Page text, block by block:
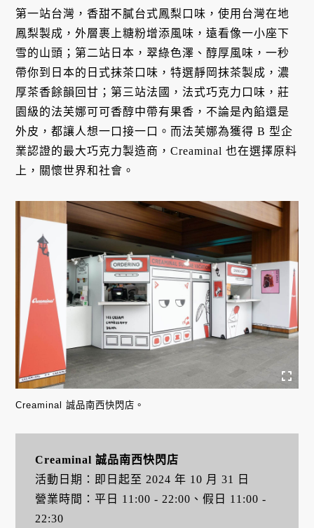
第一站台灣，香甜不膩台式鳳梨口味，使用台灣在地
鳳梨製成，外層裹上糖粉增添風味，遠看像一小座下
雪的山頭；第二站日本，翠綠色澤、醇厚風味，一秒
帶你到日本的日式抹茶口味，特選靜岡抹茶製成，濃
厚茶香餘韻回甘；第三站法國，法式巧克力口味，莊
園級的法芙娜可可香醇中帶有果香，不論是內餡還是
外皮，都讓人想一口接一口。而法芙娜為獲得 B 型企
業認證的最大巧克力製造商，Creaminal 也在選擇原料
上，關懷世界和社會。
Creaminal 誠品南西快閃店。
Creaminal 誠品南西快閃店
活動日期：即日起至 2024 年 10 月 31 日
營業時間：平日 11:00 - 22:00、假日 11:00 -
22:30